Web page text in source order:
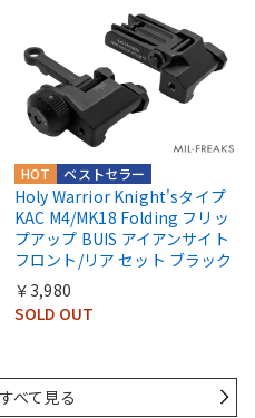
HOT ベストセラー
Holy Warrior Knight'sタイプ
KAC M4/MK18 Folding フリッ
プアップ BUIS アイアンサイト
フロント/リア セット ブラック
￥3,980
SOLD OUT
べて見る